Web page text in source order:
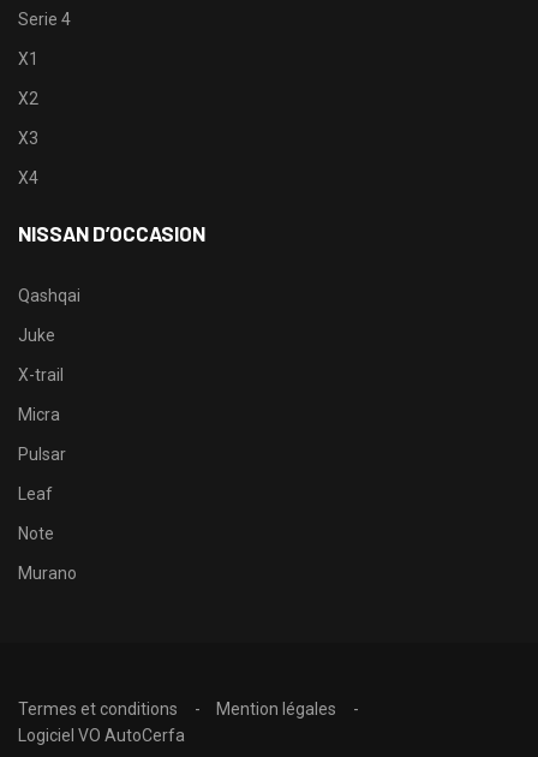
Serie 4
X1
X2
X3
X4
NISSAN D’OCCASION
Qashqai
Juke
X-trail
Micra
Pulsar
Leaf
Note
Murano
Termes et conditions
Mention légales
Logiciel VO AutoCerfa